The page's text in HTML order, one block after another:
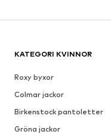
KATEGORI KVINNOR
Roxy byxor
Colmar jackor
Birkenstock pantoletter
Gröna jackor